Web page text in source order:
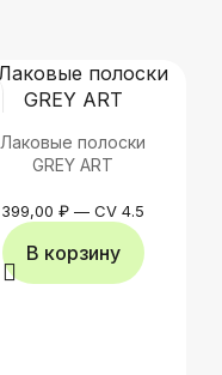
Лаковые полоски
GREY ART
399,00₽ —CV 4.5
В корзину